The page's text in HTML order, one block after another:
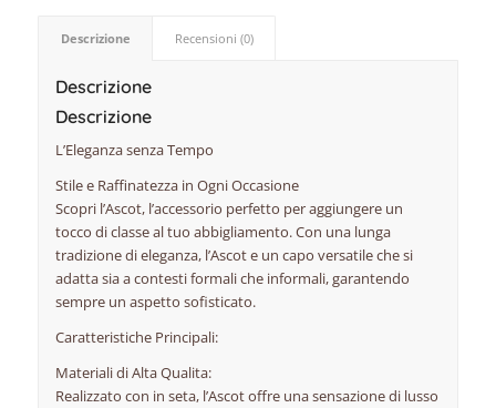
Descrizione Recensioni (0)
Descrizione
Descrizione
L’Eleganza senza Tempo
Stile e Raffinatezza in Ogni Occasione
Scopri l’Ascot, l’accessorio perfetto per aggiungere un
tocco di classe al tuo abbigliamento. Con una lunga
tradizione di eleganza, l’Ascot e un capo versatile che si
adatta sia a contesti formali che informali, garantendo
sempre un aspetto sofisticato.
Caratteristiche Principali:
Materiali di Alta Qualita:
Realizzato con in seta, l’Ascot offre una sensazione di lusso